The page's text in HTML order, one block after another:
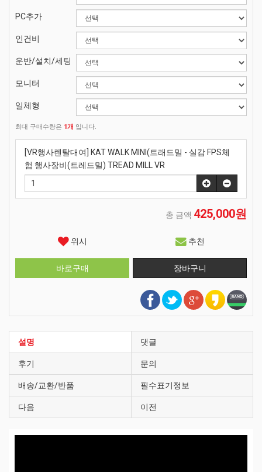
PC추가
인건비
운반/설치/세팅
모니터
일체형
최대 구매수량은 1개 입니다.
[VR행사렌탈대여] KAT WALK MINI(트래드밀 - 실감 FPS체
험 행사장비(트레드밀) TREAD MILL VR
총 금액 425,000원
위시 추천
설명 댓글
후기 문의
배송/교환/반품 필수표기정보
다음 이전